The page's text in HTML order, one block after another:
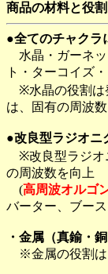
商品の材料と役割
●全てのチャクラ
水晶・ガーネッ
ト・ターコイズ
※水晶の役割は
は、固有の周波
●改良型ラジオニ
※改良型ラジオ
の周波数を向上
(高周波オルゴ
バーター、ブース
・金属（真鍮・
※金属の役割は